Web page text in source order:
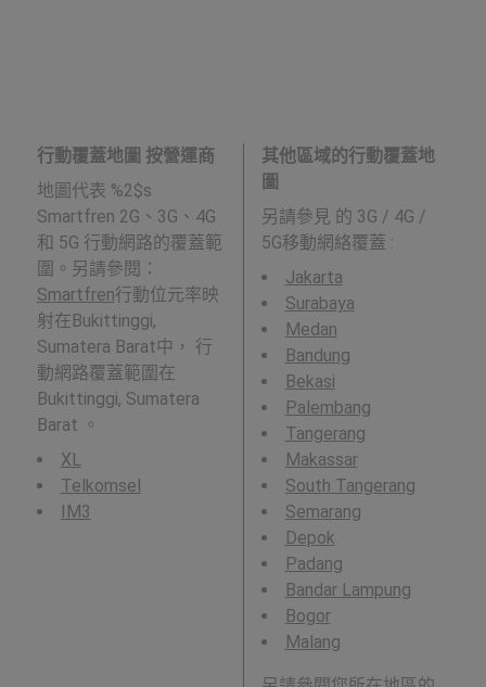
行動覆蓋地圖 按營運商
地圖代表 %2$s
Smartfren 2G、3G、4G
和 5G 行動網路的覆蓋範
圍。另請參閱：
Smartfren行動位元率映
射在Bukittinggi,
Sumatera Barat中， 行
動網路覆蓋範圍在
Bukittinggi, Sumatera
Barat 。
XL
Telkomsel
IM3
其他區域的行動覆蓋地
圖
另請參見 的 3G / 4G /
5G移動網絡覆蓋 :
Jakarta
Surabaya
Medan
Bandung
Bekasi
Palembang
Tangerang
Makassar
South Tangerang
Semarang
Depok
Padang
Bandar Lampung
Bogor
Malang